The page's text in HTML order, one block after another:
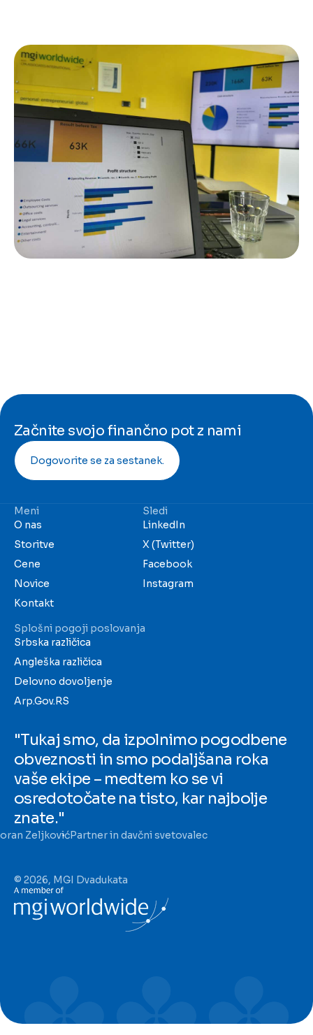
Začnite svojo finančno pot z nami
Dogovorite se za sestanek.
Meni
O nas
Storitve
Cene
Novice
Kontakt
Sledi
LinkedIn
X (Twitter)
Facebook
Instagram
Splošni pogoji poslovanja
Srbska različica
Angleška različica
Delovno dovoljenje
Arp.Gov.RS
"Tukaj smo, da izpolnimo pogodbene
obveznosti in smo podaljšana roka
vaše ekipe – medtem ko se vi
osredotočate na tisto, kar najbolje
znate."
ZeljkovićPartner in davčni svetovalec
© 2026, MGI Dvadukata